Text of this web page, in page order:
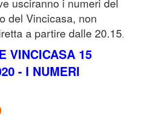
usciranno i numeri del
del Vincicasa, non
a partire dalle 20.15.
VINCICASA 15
- I NUMERI